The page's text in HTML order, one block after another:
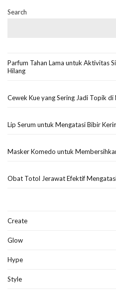
Search
Parfum Tahan Lama untuk Aktivitas
Hilang
Cewek Kue yang Sering Jadi Topik
Lip Serum untuk Mengatasi Bibir
Masker Komedo untuk
Obat Totol Jerawat Efektif
Create
Glow
Hype
Style